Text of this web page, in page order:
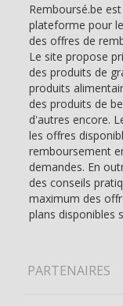
Remboursé.be
plateforme pour
des offres de
Le site propose
des produits de
produits
des produits de
d'autres encore.
les offres
remboursement
demandes. En
des conseils
maximum des
plans disponibles
PARTENAIRES